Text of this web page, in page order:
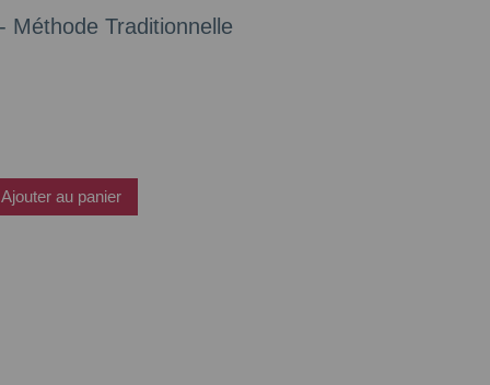
Méthode Traditionnelle
Ajouter au panier